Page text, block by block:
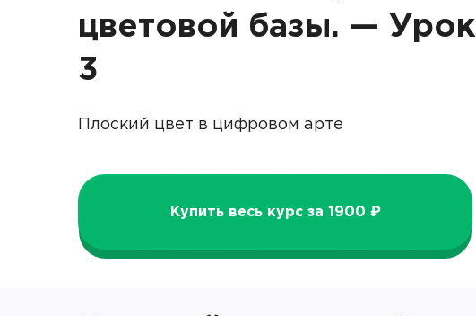
цветовой базы. — Урок
3
Плоский цвет в цифровом арте
Купить весь курс за 1900 ₽